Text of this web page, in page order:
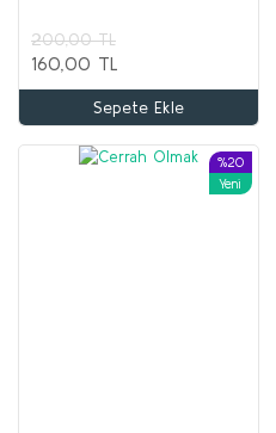
200,00 TL
160,00 TL
Sepete Ekle
%20
Yeni